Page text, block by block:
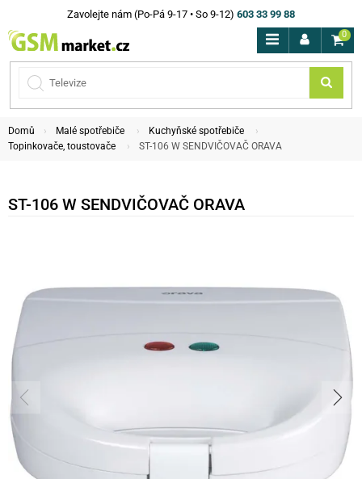
Zavolejte nám (Po-Pá 9-17 • So 9-12) 603 33 99 88
0
Domů Malé spotřebiče
Kuchyňské spotřebiče
Topinkovače, toustovače
ST-106 W SENDVIČOVAČ ORAVA
ST-106 W SENDVIČOVAČ ORAVA